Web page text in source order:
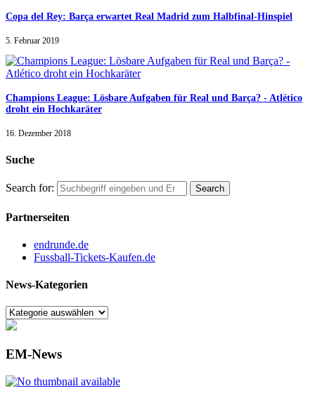
Copa del Rey: Barça erwartet Real Madrid zum Halbfinal-Hinspiel
5. Februar 2019
Champions League: Lösbare Aufgaben für Real und Barça? - Atlético
droht ein Hochkaräter
16. Dezember 2018
Suche
Search for:
Partnerseiten
endrunde.de
Fussball-Tickets-Kaufen.de
News-Kategorien
EM-News